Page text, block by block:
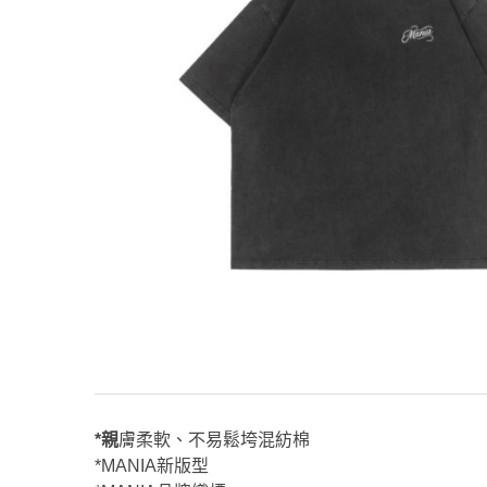
*親膚柔軟、不易鬆垮混紡棉
*MANIA新版型